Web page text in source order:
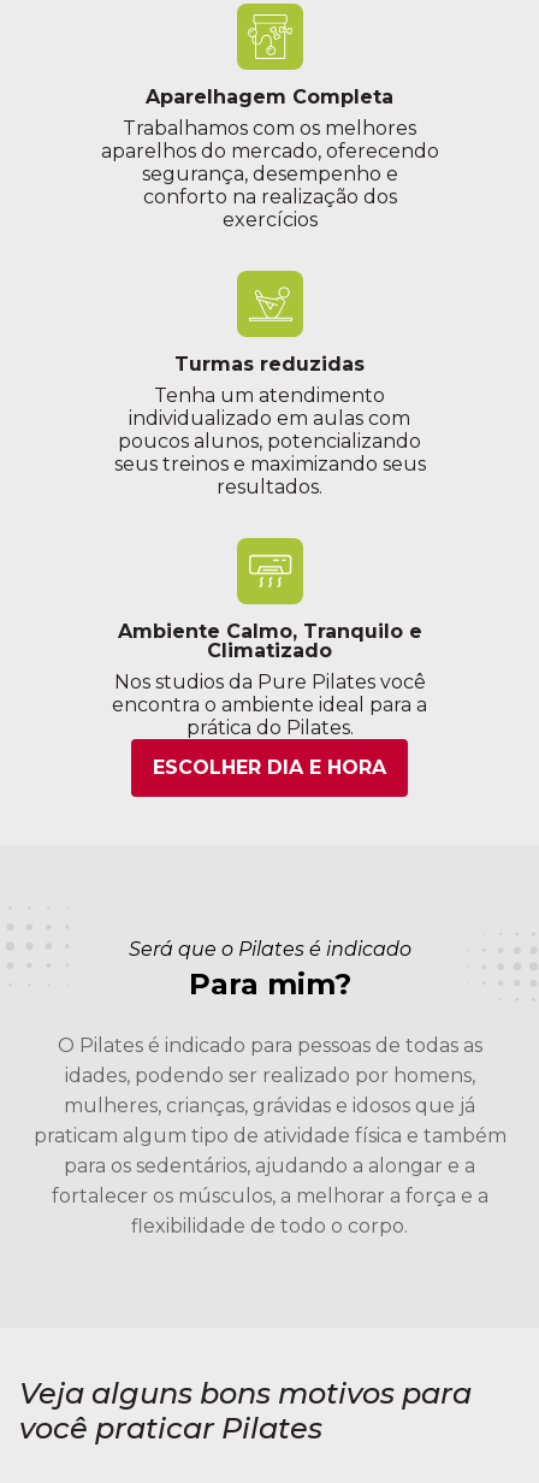
Aparelhagem Completa
Trabalhamos com os melhores
aparelhos do mercado, oferecendo
segurança, desempenho e
conforto na realização dos
exercícios
Turmas reduzidas
Tenha um atendimento
individualizado em aulas com
poucos alunos, potencializando
seus treinos e maximizando seus
resultados.
Ambiente Calmo, Tranquilo e
Climatizado
Nos studios da Pure Pilates você
encontra o ambiente ideal para a
prática do Pilates.
ESCOLHER DIA E HORA
Será que o Pilates é indicado
Para mim?
O Pilates é indicado para pessoas de todas as
idades, podendo ser realizado por homens,
mulheres, crianças, grávidas e idosos que já
praticam algum tipo de atividade física e também
para os sedentários, ajudando a alongar e a
fortalecer os músculos, a melhorar a força e a
flexibilidade de todo o corpo.
Veja alguns bons motivos para
você praticar Pilates